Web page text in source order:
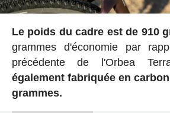
Le poids du cadre est de 910
grammes d'économie par
précédente de l'Orbea
également fabriquée en
grammes.